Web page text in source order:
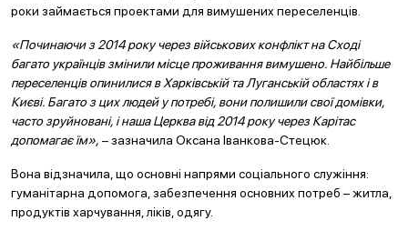
роки займається проектами для вимушених переселенців.
«Починаючи з 2014 року через військових конфлікт на Сході
багато українців змінили місце проживання вимушено. Найбільше
переселенців опинилися в Харківській та Луганській областях і в
Києві. Багато з цих людей у потребі, вони полишили свої домівки,
часто зруйновані, і наша Церква від 2014 року через Карітас
допомагає їм», – зазначила Оксана Іванкова-Стецюк.
Вона відзначила, що основні напрями соціального служіння:
гуманітарна допомога, забезпечення основних потреб – житла,
продуктів харчування, ліків, одягу.